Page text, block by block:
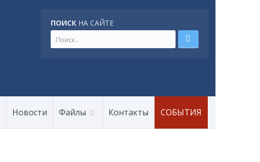
ПОИСКНА САЙТЕ
Новости Файлы Контакты СОБЫТИЯ